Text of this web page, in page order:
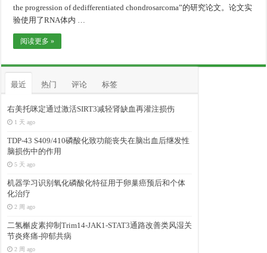
the progression of dedifferentiated chondrosarcoma”的研究论文。论文实
验使用了RNA体内 …
阅读更多 »
最近 热门 评论 标签
右美托咪定通过激活SIRT3减轻肾缺血再灌注损伤
1 天 ago
TDP-43 S409/410磷酸化致功能丧失在脑出血后继发性
脑损伤中的作用
5 天 ago
机器学习识别氧化磷酸化特征用于卵巢癌预后和个体
化治疗
2 周 ago
二氢槲皮素抑制Trim14-JAK1-STAT3通路改善类风湿关
节炎疼痛-抑郁共病
2 周 ago